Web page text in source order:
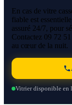
En cas de vitre
fiable est
assuré 24/7, pour
Contactez 09 72
au cœur de la nuit.
Vitrier disponible en